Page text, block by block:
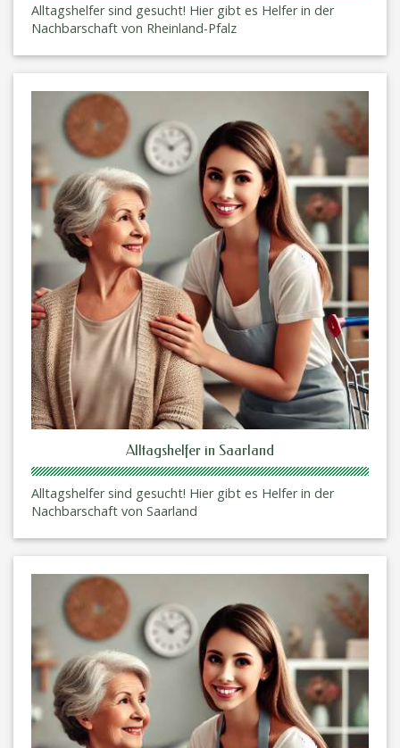
Alltagshelfer sind gesucht! Hier gibt es Helfer in der
Nachbarschaft von Rheinland-Pfalz
Alltagshelfer in Saarland
Alltagshelfer sind gesucht! Hier gibt es Helfer in der
Nachbarschaft von Saarland